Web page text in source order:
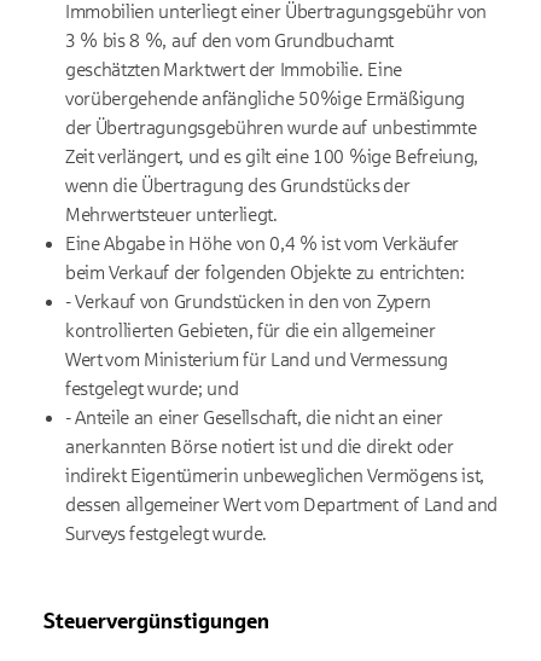
Immobilien unterliegt einer Übertragungsgebühr von
3 % bis 8 %, auf den vom Grundbuchamt
geschätzten Marktwert der Immobilie. Eine
vorübergehende anfängliche 50%ige Ermäßigung
der Übertragungsgebühren wurde auf unbestimmte
Zeit verlängert, und es gilt eine 100 %ige Befreiung,
wenn die Übertragung des Grundstücksder
Mehrwertsteuer unterliegt.
Eine Abgabe in Höhe von 0,4 % ist vom Verkäufer
beim Verkauf der folgenden Objekte zu entrichten:
- Verkauf von Grundstücken in den von Zypern
kontrollierten Gebieten, für die ein allgemeiner
Wertvom Ministerium für Land und Vermessung
festgelegt wurde; und
- Anteile an einer Gesellschaft, die nicht an einer
anerkannten Börse notiert ist und die direkt oder
indirekt Eigentümerin unbeweglichen Vermögens ist,
dessen allgemeiner Wert vom Department of Land and
Surveys festgelegt wurde.
Steuervergünstigungen